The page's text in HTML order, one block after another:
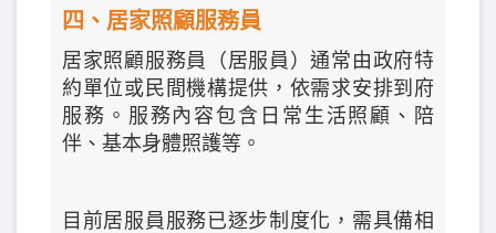
四、居家照顧服務員
居家照顧服務員（居服員）通常由政府特
約單位或民間機構提供，依需求安排到府
服務。服務內容包含日常生活照顧、陪
伴、基本身體照護等。
目前居服員服務已逐步制度化，需具備相